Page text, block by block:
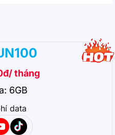
tháng
6GB
data